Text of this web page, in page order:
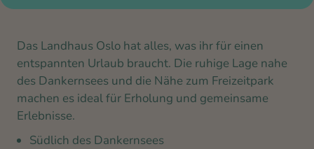
Das Landhaus Oslo hat alles, was ihr für einen
entspannten Urlaub braucht. Die ruhige Lage nahe
des Dankernsees und die Nähe zum Freizeitpark
machen es ideal für Erholung und gemeinsame
Erlebnisse.
Südlich des Dankernsees